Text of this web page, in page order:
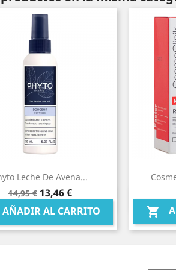
Leche De Avena...
Precio
base
14,95 € Precio
13,46 €
AÑADIR AL CARRITO
Vista rápida
